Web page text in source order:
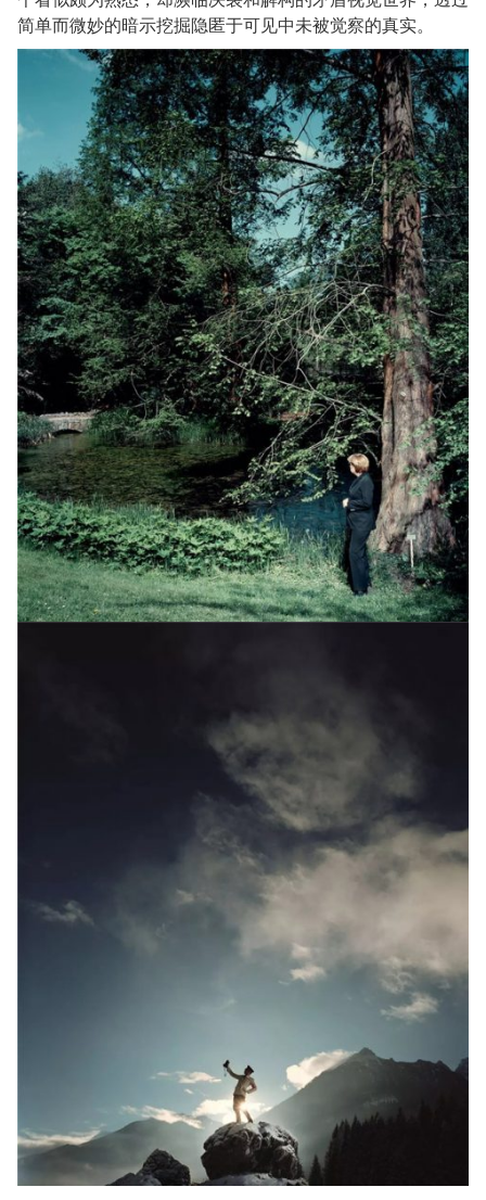
简单而微妙的暗示挖掘隐匿于可见中未被觉察的真实。